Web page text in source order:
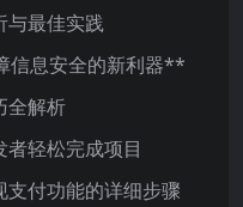
与最佳实践
信息安全的新利器**
全解析
轻松完成项目
付功能的详细步骤